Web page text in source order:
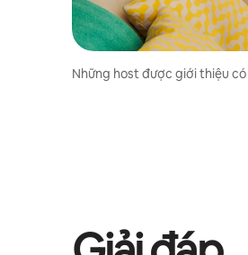
Những host được giới thiệu